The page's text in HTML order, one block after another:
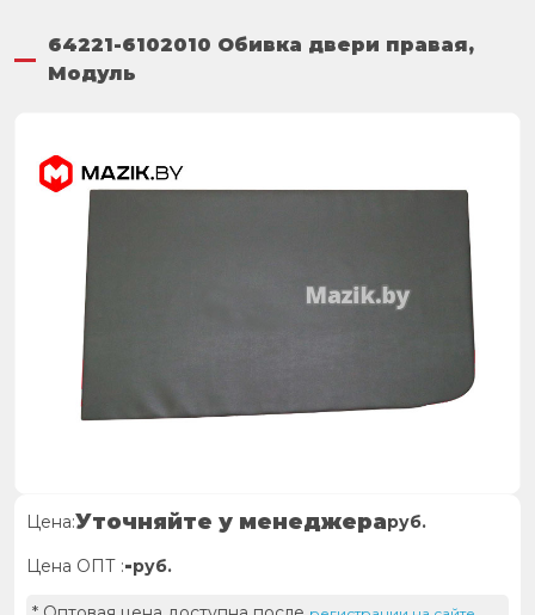
64221-6102010 Обивка двери правая,
Модуль
Цена:Уточняйте у менеджераруб.
Цена ОПТ :-руб.